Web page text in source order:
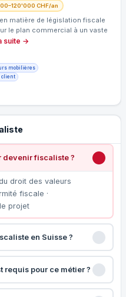
CHF/an
matière de législation fiscale
le plan commercial à un vaste
suite →
mobilières
client
devenir fiscaliste ?
droit des valeurs
fiscale ·
projet
en Suisse ?
requis pour ce métier ?